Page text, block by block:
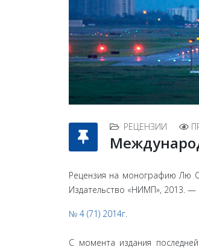
РЕЦЕНЗИИ
Рецензия на монографию Лю
Издательство «НИМП», 2013. —
№ 4 (71) 2014г.
С момента издания